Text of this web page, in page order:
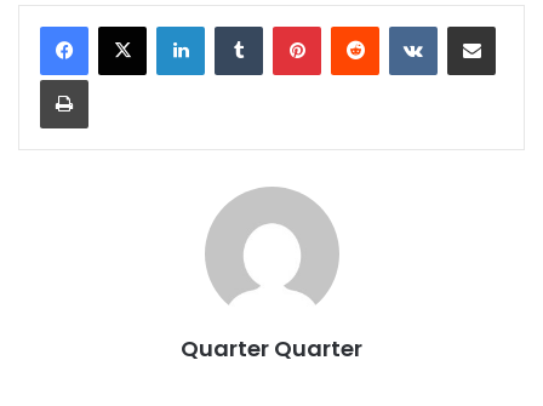
LinkedInTumblr PinterestReddit VKontakteShare via Email
Print
Quarter Quarter